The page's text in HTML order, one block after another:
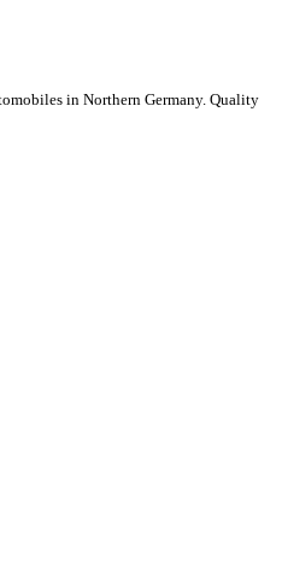
in Northern Germany. Quality